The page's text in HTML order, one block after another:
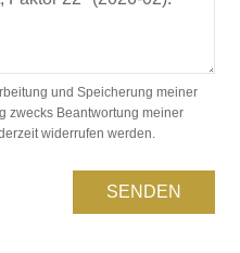
und Speicherung meiner
zwecks Beantwortung meiner
widerrufen werden.
SENDEN